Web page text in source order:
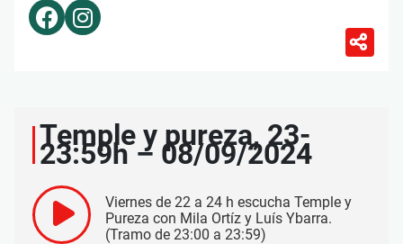
Temple y pureza, 23-
23:59h – 08/09/2024
Viernes de 22 a 24 h escucha Temple y
Pureza con Mila Ortíz y Luís Ybarra.
(Tramo de 23:00 a 23:59)